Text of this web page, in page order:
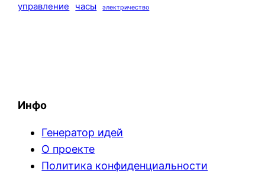
управление часы электричество
Инфо
Генератор идей
О проекте
Политика конфиденциальности